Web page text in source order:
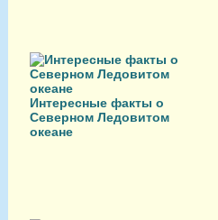
Интересные факты о
Северном Ледовитом
океане